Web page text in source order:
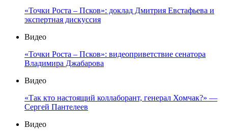
«Точки Роста – Псков»: доклад Дмитрия Евстафьева и
экспертная дискуссия
Видео
«Точки Роста – Псков»: видеоприветствие сенатора
Владимира Джабарова
Видео
«Так кто настоящий коллаборант, генерал Хомчак?» —
Сергей Пантелеев
Видео